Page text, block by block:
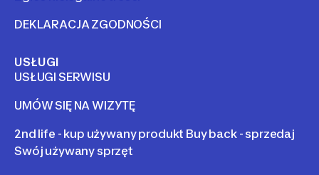
DEKLARACJA ZGODNOŚCI
USŁUGI
USŁUGI SERWISU
UMÓW SIĘ NA WIZYTĘ
2nd life - kup używany produkt Buy back - sprzedaj
Swój używany sprzęt